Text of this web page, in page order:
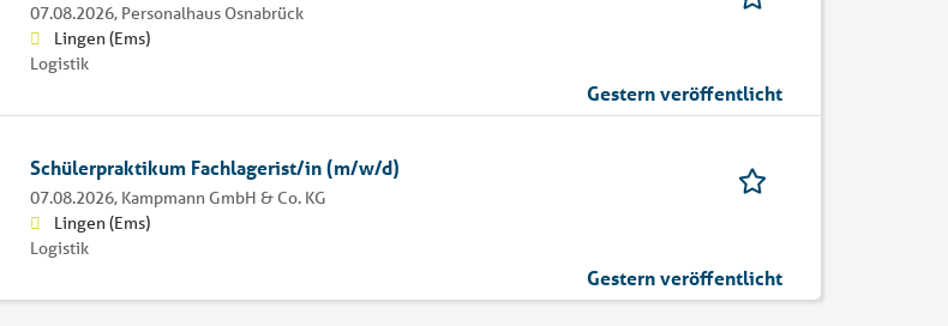
07.08.2026, Personalhaus Osnabrück
Lingen (Ems)
Logistik
Gestern veröffentlicht
Schülerpraktikum Fachlagerist/in (m/w/d)
07.08.2026, Kampmann GmbH & Co. KG
Lingen (Ems)
Logistik
Gestern veröffentlicht